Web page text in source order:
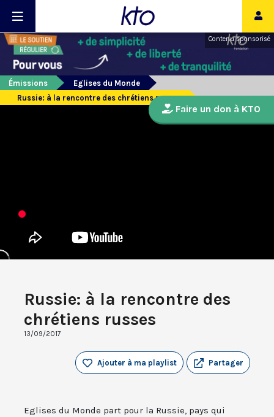
Contenu sponsorisé
Émissions
Eglises du Monde
Russie: à la rencontre des chrétiens russes
Russie: à la rencontre des
chrétiens russes
13/09/2017
Partager
Ajouter à ma playlist
Eglises du Monde part pour la Russie, pays qui
Faire un don à KTO